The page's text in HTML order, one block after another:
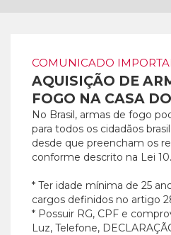
COMUNICADO
AQUISIÇÃO DE
FOGO NA CASA
No Brasil, armas de fogo
para todos os cidadãos
desde que preencham os
conforme descrito na Lei
* Ter idade mínima de 25
cargos definidos no artigo
* Possuir RG, CPF e
Luz, Telefone,